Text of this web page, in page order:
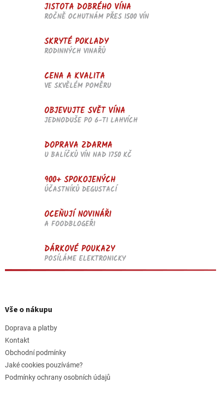
JISTOTA DOBRÉHO VÍNA
ROČNĚ OCHUTNÁM PŘES 1500 VÍN
SKRYTÉ POKLADY
RODINNÝCH VINAŘŮ
CENA A KVALITA
VE SKVĚLÉM POMĚRU
OBJEVUJTE SVĚT VÍNA
JEDNODUŠE PO 6-TI LAHVÍCH
DOPRAVA ZDARMA
U BALÍČKŮ VÍN NAD 1750 KČ
900+ SPOKOJENÝCH
ÚČASTNÍKŮ DEGUSTACÍ
OCEŇUJÍ NOVINÁŘI
A FOODBLOGEŘI
DÁRKOVÉ POUKAZY
POSÍLÁME ELEKTRONICKY
pVše o nákupu
Doprava a platby
Kontakt
Obchodní podmínky
Jaké cookies pouzíváme?
Podmínky ochrany osobních údajů